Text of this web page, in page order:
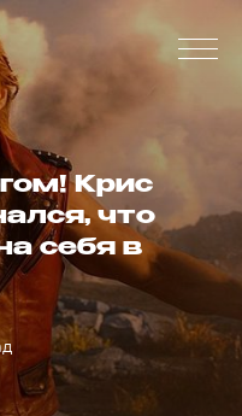
Крис
что
себя в